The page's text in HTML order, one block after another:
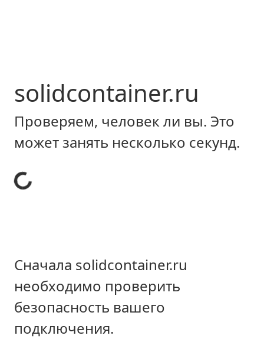
solidcontainer.ru
Проверяем, человек ли вы. Это
может занять несколько секунд.
Сначала solidcontainer.ru
необходимо проверить
безопасность вашего
подключения.